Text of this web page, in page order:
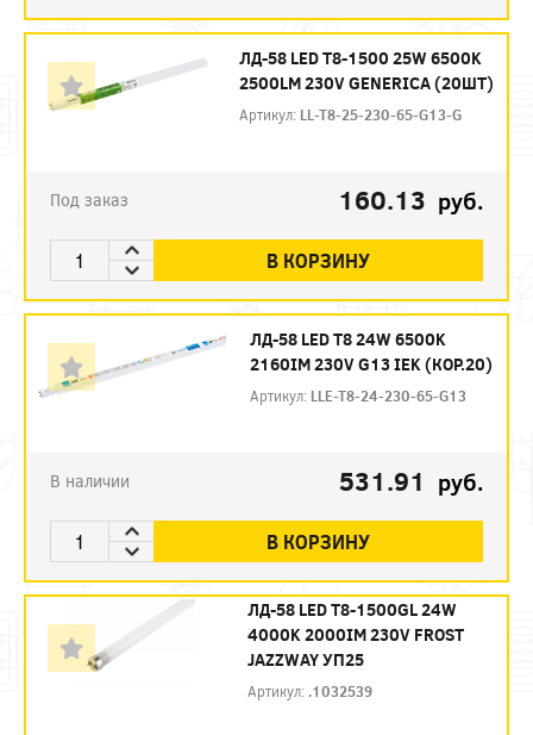
ЛД-58 LED T8-1500 25W 6500K
2500LM 230V GENERICA (20ШТ)
Артикул: LL-T8-25-230-65-G13-G
Под заказ 160.13 руб.
В КОРЗИНУ
ЛД-58 LED Т8 24W 6500K
2160IM 230V G13 IEK (КОР.20)
Артикул: LLE-T8-24-230-65-G13
В наличии 531.91 руб.
В КОРЗИНУ
ЛД-58 LED Т8-1500GL 24W
4000K 2000IM 230V FROST
JAZZWAY УП25
Артикул: .1032539